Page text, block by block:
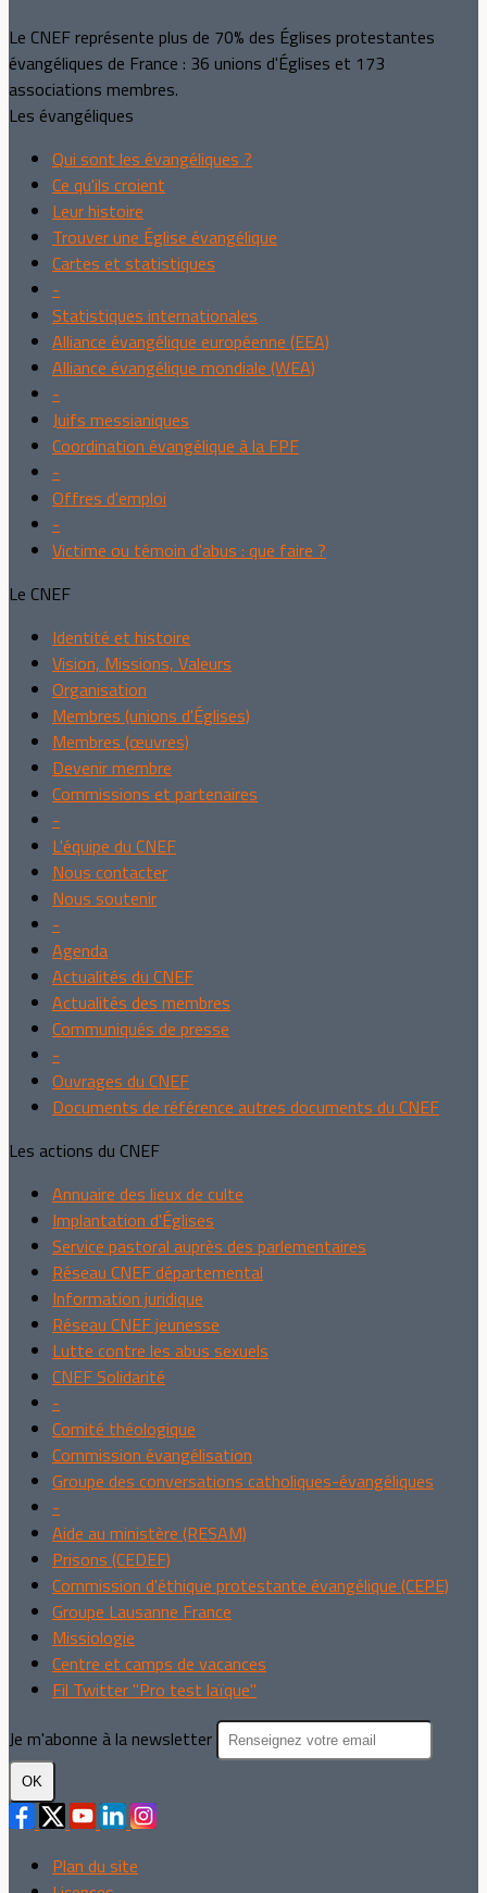
Le CNEF représente plus de 70% des Églises protestantes
évangéliques de France : 36 unions d'Églises et 173
associations membres.
Les évangéliques
Qui sont les évangéliques ?
Ce qu'ils croient
Leur histoire
Trouver une Église évangélique
Cartes et statistiques
-
Statistiques internationales
Alliance évangélique européenne (EEA)
Alliance évangélique mondiale (WEA)
-
Juifs messianiques
Coordination évangélique à la FPF
-
Offres d'emploi
-
Victime ou témoin d'abus : que faire ?
Le CNEF
Identité et histoire
Vision, Missions, Valeurs
Organisation
Membres (unions d'Églises)
Membres (œuvres)
Devenir membre
Commissions et partenaires
-
L'équipe du CNEF
Nous contacter
Nous soutenir
-
Agenda
Actualités du CNEF
Actualités des membres
Communiqués de presse
-
Ouvrages du CNEF
Documents de référence autres documents du CNEF
Les actions du CNEF
Annuaire des lieux de culte
Implantation d'Églises
Service pastoral auprès des parlementaires
Réseau CNEF départemental
Information juridique
Réseau CNEF jeunesse
Lutte contre les abus sexuels
CNEF Solidarité
-
Comité théologique
Commission évangélisation
Groupe des conversations catholiques-évangéliques
-
Aide au ministère (RESAM)
Prisons (CEDEF)
Commission d'éthique protestante évangélique (CEPE)
Groupe Lausanne France
Missiologie
Centre et camps de vacances
Fil Twitter "Pro test laïque"
Je m'abonne à la newsletter
OK
Plan du site